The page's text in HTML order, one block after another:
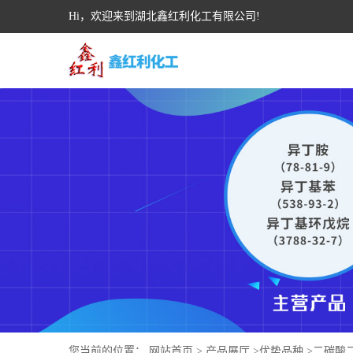
Hi，欢迎来到湖北鑫红利化工有限公司!